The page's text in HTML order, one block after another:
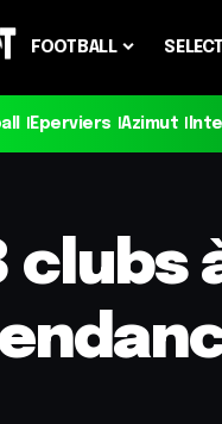
FOOTBALL
Eperviers Azimut
clubs